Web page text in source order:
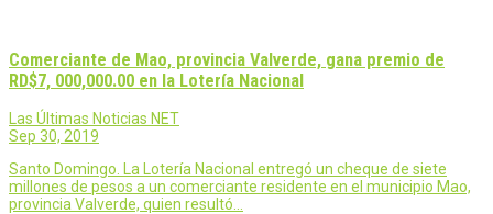
Comerciante de Mao, provincia Valverde, gana premio de
RD$7, 000,000.00 en la Lotería Nacional
Las Últimas Noticias NET
Sep 30, 2019
Santo Domingo. La Lotería Nacional entregó un cheque de siete
millones de pesos a un comerciante residente en el municipio Mao,
provincia Valverde, quien resultó…